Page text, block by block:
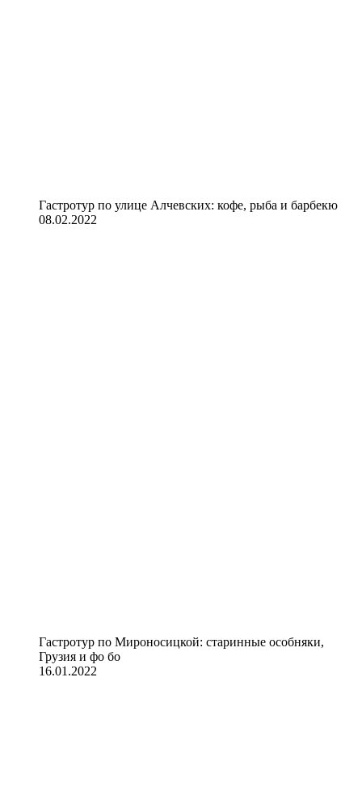
Гастротур по улице Алчевских: кофе, рыба и барбекю
08.02.2022
Гастротур по Мироносицкой: старинные особняки,
Грузия и фо бо
16.01.2022